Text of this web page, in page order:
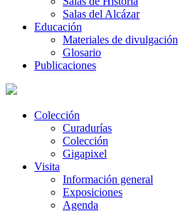
Salas del Alcázar
Educación
Materiales de divulgación
Glosario
Publicaciones
Colección
Curadurías
Colección
Gigapixel
Visita
Información general
Exposiciones
Agenda